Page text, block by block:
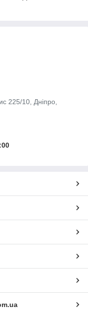
225/10, Дніпро,